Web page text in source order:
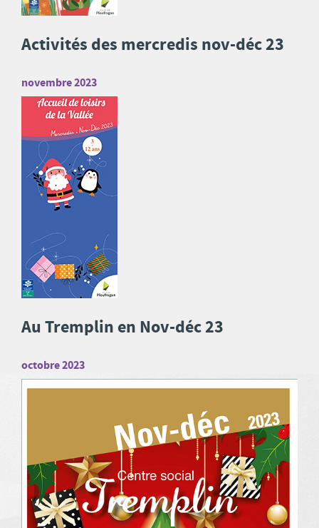
Activités des mercredis nov-déc 23
novembre 2023
Au Tremplin en Nov-déc 23
octobre 2023